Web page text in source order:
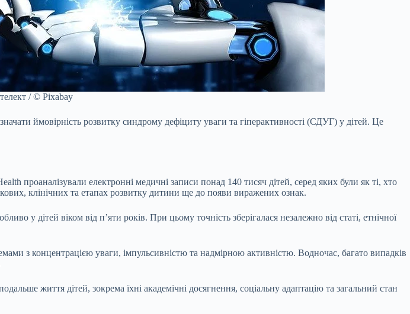
/ © Pixabay
ймовірність розвитку синдрому дефіциту уваги та гіперактивності (СДУГ) у дітей. Це
проаналізували електронні медичні записи понад 140 тисяч дітей, серед яких були як ті, хто
клінічних та етапах розвитку дитини ще до появи виражених ознак.
у дітей віком від п’яти років. При цьому точність зберігалася незалежно від статі, етнічної
з концентрацією уваги, імпульсивністю та надмірною активністю. Водночас, багато випадків
життя дітей, зокрема їхні академічні досягнення, соціальну адаптацію та загальний стан